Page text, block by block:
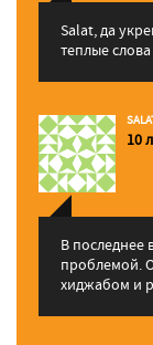
Salat, да
теплые слова
10
В последнее
проблемой.
хиджабом и